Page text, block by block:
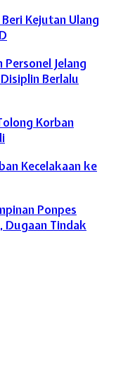
Kejutan Ulang
Jelang
Berlalu
Korban
Kecelakaan ke
Ponpes
Dugaan Tindak